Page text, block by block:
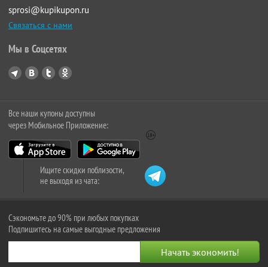
sprosi@kupikupon.ru
Связаться с нами
Мы в Соцсетях
Все наши купоны доступны
через Мобильное Приложение:
Ищите скидки поблизости,
не выходя из чата:
Сэкономьте до 90% при любых покупках
Подпишитесь на самые выгодные предложения